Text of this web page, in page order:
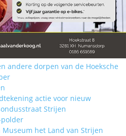
andere dorpen van de Hoeksche
actie voor nieuw
Strijen
polder
het Land van Strijen